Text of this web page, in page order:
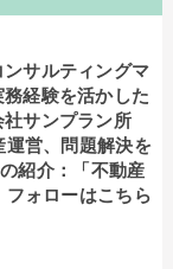
ンサルティングマ
経験を活かした
サンプラン所
営、問題解決を
紹介：「不動産
ォローはこちら